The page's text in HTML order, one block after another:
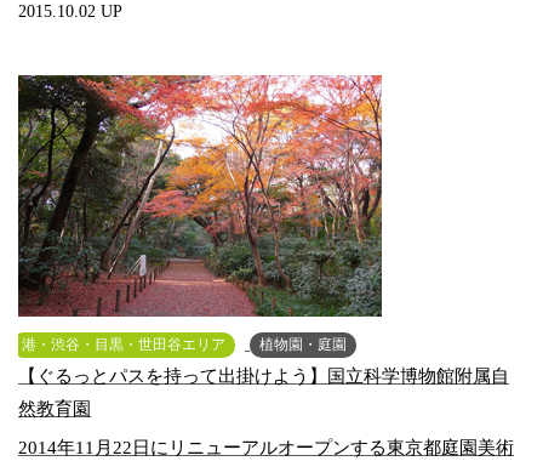
2015.10.02 UP
港・渋谷・目黒・世田谷エリア 植物園・庭園
【ぐるっとパスを持って出掛けよう】国立科学博物館附属自
然教育園
2014年11月22日にリニューアルオープンする東京都庭園美術